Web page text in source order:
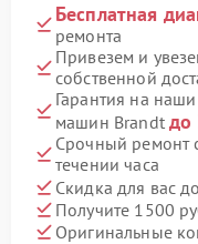
Бесплатная
ремонта
Привезем и
собственной
Гарантия на
машин Brandt до
Срочный ремонт
течении часа
Скидка для вас до
Получите 1500
Оригинальные